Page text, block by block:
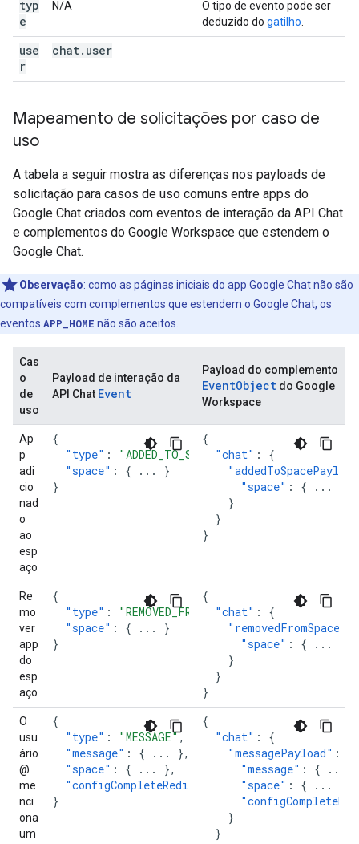
typ
e
N/A
O tipo de evento pode ser
deduzido do gatilho
use
r
chat. user
Mapeamento de solicitações por caso de
uso
A tabela a seguir mostra as diferenças nos payloads de
solicitação para casos de uso comuns entre apps do
Google Chat criados com eventos de interação da API Chat
e complementos do Google Workspace que estendem o
Google Chat.
Observação: como as páginas iniciais do app Google Chatnão são
compatíveis com complementos que estendem o Google Chat, os
eventos APP_HOME não são aceitos.
Cas
o
de
uso
Payload de interação da
API Chat Event
Payload do complemento
EventObject do Google
Workspace
Ap
p
adi
cio
nad
o
ao
esp
aço
{
"type" : "ADDED_TO_SPACE",
"space" : { ...
}
}
{
"chat" :
{
"space" : { ...
}
}
}
Re
mo
ver
app
do
esp
aço
{
"type" : "REMOVED_FROM_SPACE",
"space" : { ...
}
}
{
"chat" :
{
"space" : { ...
}
}
}
O
usu
ário
@
me
nci
ona
um
{
"type" : "MESSAGE",
"message" : { ...
},
"space" : { ...
},
"configCompleteRedirectUrl"
: "..."
}
{
"chat" :
{
"messagePayload" :
"message" : { ...
"space" : { ...
}
}